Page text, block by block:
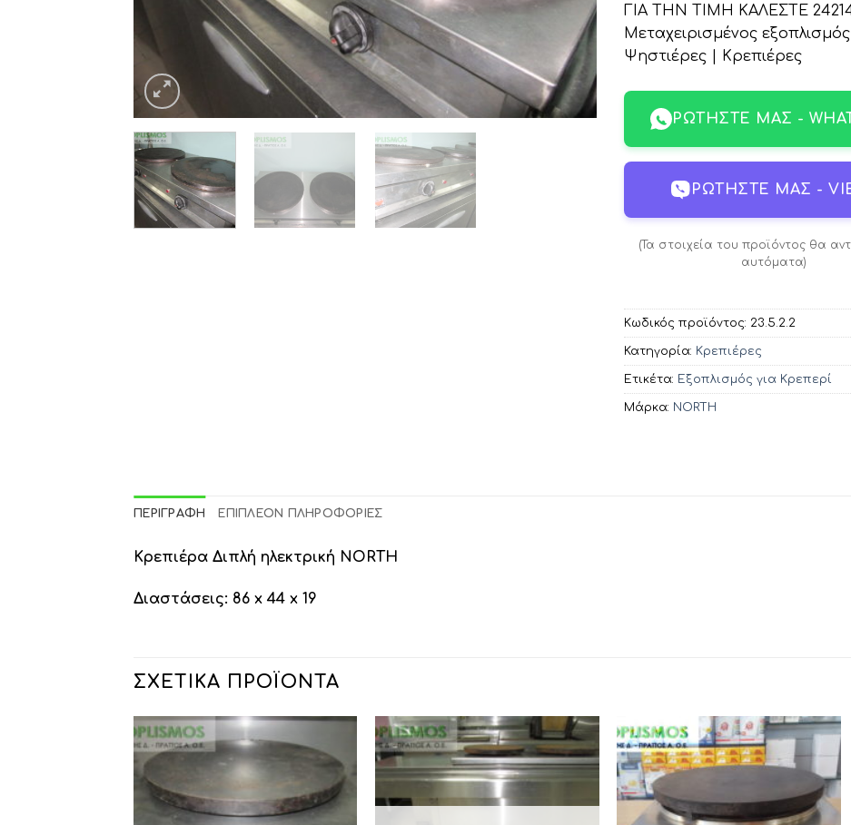
ΓΙΑ ΤΗΝ ΤΙΜΗ ΚΑΛΕΣΤΕ
Μεταχειρισμένος
Ψηστιέρες | Κρεπιέρες
ΡΩΤΉΣΤΕ ΜΑΣ -
ΡΩΤΉΣΤΕ ΜΑΣ -
(Τα στοιχεία του προϊόντος θα
αυτόματα)
Κωδικός προϊόντος: 23.5.2.2
Κατηγορία: Κρεπιέρες
Ετικέτα: Εξοπλισμός για Κρεπερί
Μάρκα: NORTH
ΠΕΡΙΓΡΑΦΉ ΕΠΙΠΛΈΟΝ ΠΛΗΡΟΦΟΡΊΕΣ
Κρεπιέρα Διπλή ηλεκτρική NORTH
Διαστάσεις: 86 x 44 x 19
ΣΧΕΤΙΚΆ ΠΡΟΪΌΝΤΑ